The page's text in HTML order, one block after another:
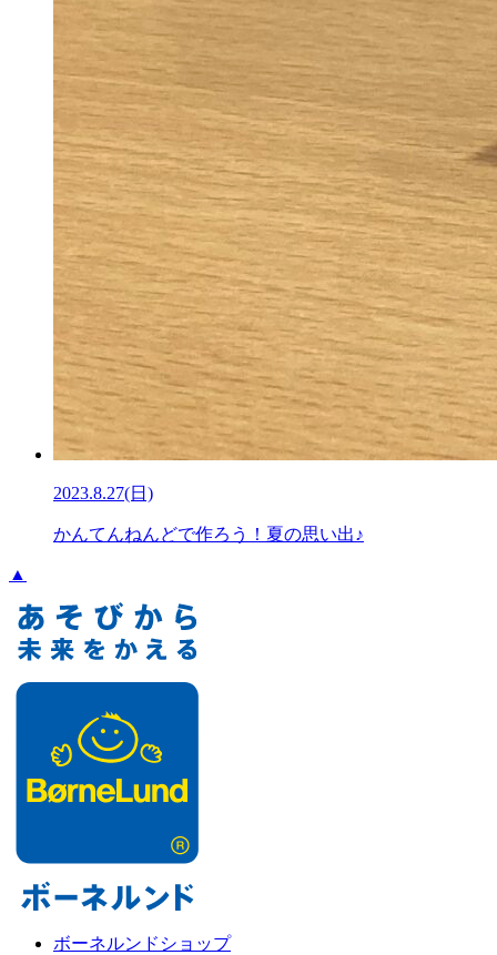
2023.8.27(日)
かんてんねんどで作ろう！夏の思い出♪
▲
ボーネルンドショップ